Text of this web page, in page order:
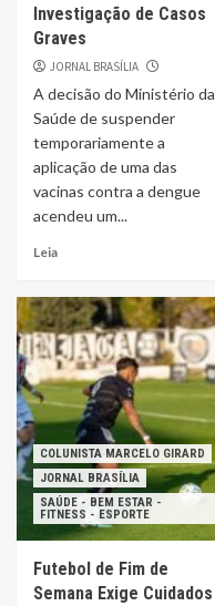
Investigação de Casos
Graves
JORNAL BRASÍLIA
A decisão do Ministério da
Saúde de suspender
temporariamente a
aplicação de uma das
vacinas contra a dengue
acendeu um...
Leia
COLUNISTA MARCELO GIRARD
JORNAL BRASÍLIA
SAÚDE - BEM ESTAR -
FITNESS - ESPORTE
Futebol de Fim de
Semana Exige Cuidados